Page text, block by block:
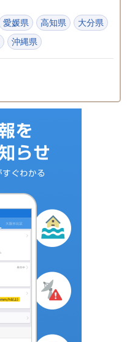
愛媛県 高知県
大分県
沖縄県